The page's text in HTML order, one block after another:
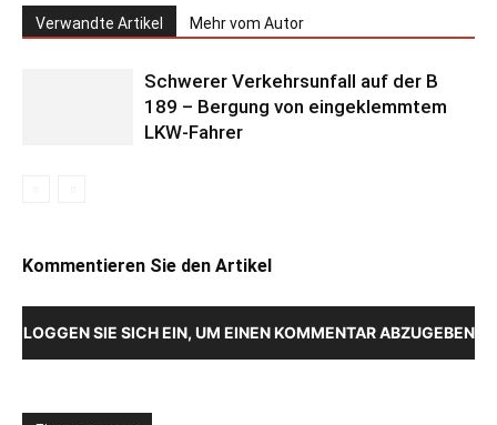
Verwandte Artikel Mehr vom Autor
Schwerer Verkehrsunfall auf der B
189 – Bergung von eingeklemmtem
LKW-Fahrer
Kommentieren Sie den Artikel
LOGGEN SIE SICH EIN, UM EINEN KOMMENTAR ABZUGEBEN